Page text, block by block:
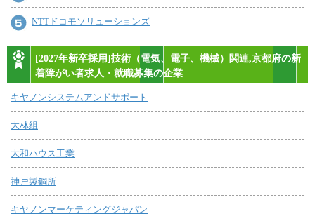
NTTドコモソリューションズ
[2027年新卒採用]技術（電気、電子、機械）関連,京都府の新
着障がい者求人・就職募集の企業
キヤノンシステムアンドサポート
大林組
大和ハウス工業
神戸製鋼所
キヤノンマーケティングジャパン